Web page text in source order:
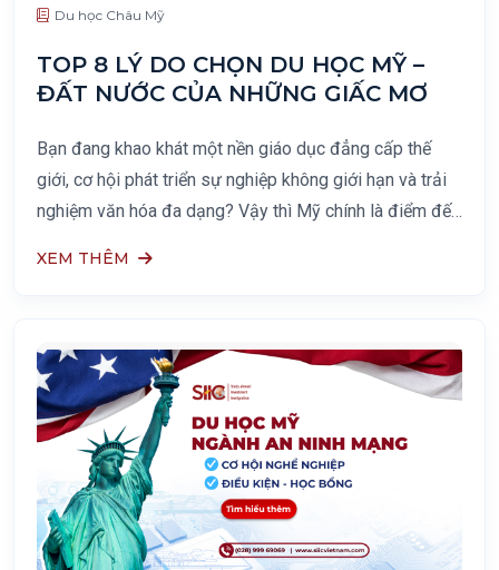
Du học Châu Mỹ
TOP 8 LÝ DO CHỌN DU HỌC MỸ –
ĐẤT NƯỚC CỦA NHỮNG GIẤC MƠ
Bạn đang khao khát một nền giáo dục đẳng cấp thế
giới, cơ hội phát triển sự nghiệp không giới hạn và trải
nghiệm văn hóa đa dạng? Vậy thì Mỹ chính là điểm đến
XEM THÊM